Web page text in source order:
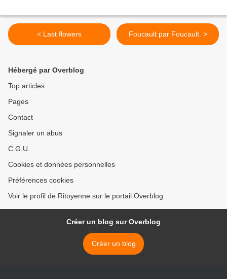
< Last flowers Foucault par Foucault. >
Hébergé par Overblog
Top articles
Pages
Contact
Signaler un abus
C.G.U.
Cookies et données personnelles
Préférences cookies
Voir le profil de Ritoyenne sur le portail Overblog
Créer un blog sur Overblog
Créer un blog